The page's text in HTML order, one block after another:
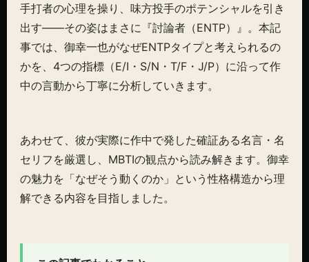
手打者の心理を操り、味方投手のポテンシャルを引き
出す——その姿はまさに『討論者（ENTP）』。本記
事では、御幸一也がなぜENTPタイプと考えられるの
かを、4つの指標（E/I・S/N・T/F・J/P）に沿って作
中の言動から丁寧に分析していきます。
あわせて、彼が実際に作中で発した確証ある名言・名
セリフを厳選し、MBTIの観点から読み解きます。御幸
の魅力を「なぜそう動くのか」という性格構造から理
解できる内容を目指しました。